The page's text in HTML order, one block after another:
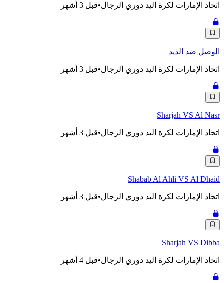
اتحاد الإمارات لكرة اليد دوري الرجال•قبل 3 أشهر
الوصل ضد الذيد
اتحاد الإمارات لكرة اليد دوري الرجال•قبل 3 أشهر
Sharjah VS Al Nasr
اتحاد الإمارات لكرة اليد دوري الرجال•قبل 3 أشهر
Shabab Al Ahli VS Al Dhaid
اتحاد الإمارات لكرة اليد دوري الرجال•قبل 3 أشهر
Sharjah VS Dibba
اتحاد الإمارات لكرة اليد دوري الرجال•قبل 4 أشهر